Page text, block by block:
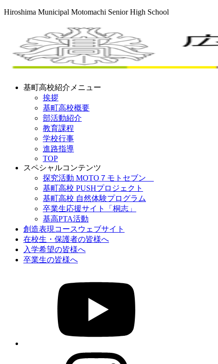
Hiroshima Municipal Motomachi Senior High School
基町高校紹介メニュー
挨拶
基町高校概要
部活動紹介
教育課程
学校行事
進路指導
TOP
スペシャルコンテンツ
探究活動 MOTO７モトセブン
基町高校 PUSHプロジェクト
基町高校 自然体験プログラム
卒業生応援サイト「桐志」
基高PTA活動
創造表現コースウェブサイト
在校生・保護者の皆様へ
入学希望の皆様へ
卒業生の皆様へ